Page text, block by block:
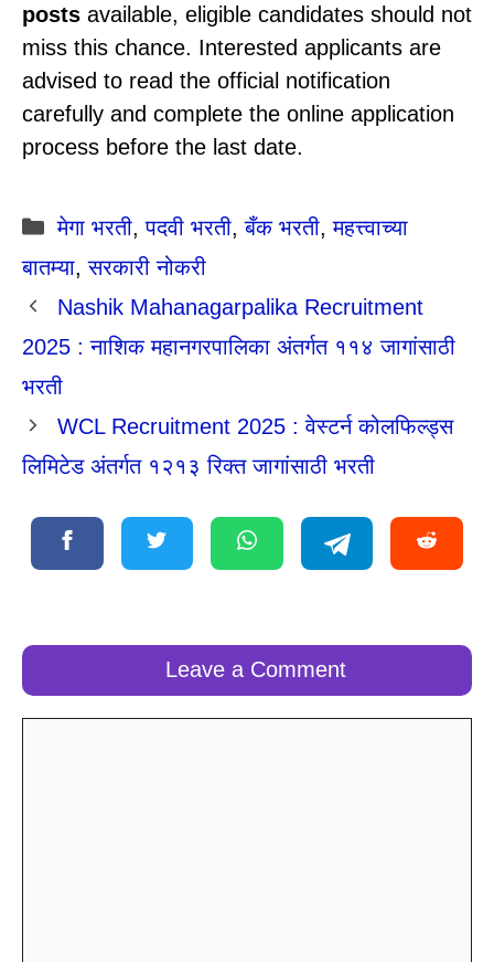
posts available, eligible candidates should not
miss this chance. Interested applicants are
advised to read the official notification
carefully and complete the online application
process before the last date.
Categories
मेगा भरती,पदवी भरती,बँक भरती,महत्त्वाच्या
बातम्या,सरकारी नोकरी
Nashik Mahanagarpalika Recruitment
2025 : नाशिक महानगरपालिका अंतर्गत ११४ जागांसाठी
भरती
WCL Recruitment 2025 : वेस्टर्न कोलफिल्ड्स
लिमिटेड अंतर्गत १२१३ रिक्त जागांसाठी भरती
Leave a Comment